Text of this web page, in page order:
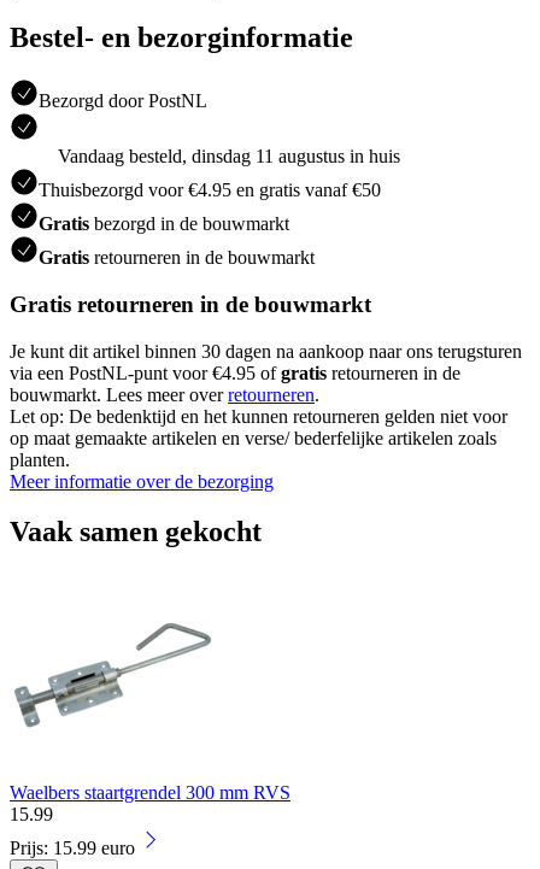
Bestel- en bezorginformatie
Bezorgd door PostNL
Vandaag besteld, dinsdag 11 augustus in huis
Thuisbezorgd voor €4.95 en gratis vanaf €50
Gratis bezorgd in de bouwmarkt
Gratis retourneren in de bouwmarkt
Gratis retourneren in de bouwmarkt
Je kunt dit artikel binnen 30 dagen na aankoop naar ons terugsturen
via een PostNL-punt voor €4.95 ofgratis retourneren in de
bouwmarkt. Lees meer overretourneren.
Let op: De bedenktijd en het kunnen retourneren gelden niet voor
op maat gemaakte artikelen en verse/ bederfelijke artikelen zoals
planten.
Meer informatie over de bezorging
Vaak samen gekocht
Waelbers staartgrendel 300 mm RVS
15.99
Prijs: 15.99 euro